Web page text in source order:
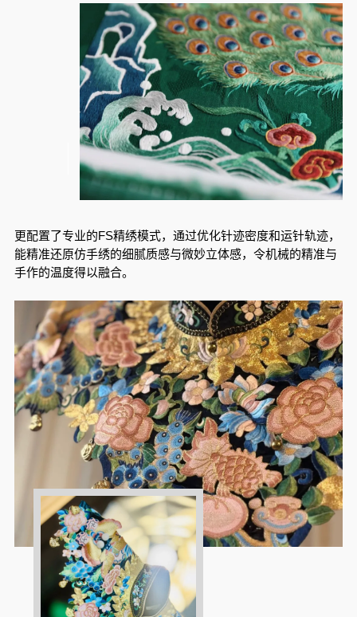
更配置了专业的FS精绣模式，通过优化针迹密度和运针轨迹，
能精准还原仿手绣的细腻质感与微妙立体感，令机械的精准与
手作的温度得以融合。